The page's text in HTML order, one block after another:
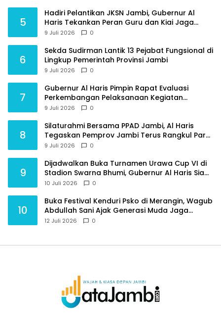
5
Hadiri Pelantikan JKSN Jambi, Gubernur Al
Haris Tekankan Peran Guru dan Kiai Jaga
Moral Generasi Bangsa
9 Juli 2026 0
6
Sekda Sudirman Lantik 13 Pejabat Fungsional di
Lingkup Pemerintah Provinsi Jambi
9 Juli 2026 0
7
Gubernur Al Haris Pimpin Rapat Evaluasi
Perkembangan Pelaksanaan Kegiatan
Pembangunan Triwulan II TA 2026
9 Juli 2026 0
8
Silaturahmi Bersama PPAD Jambi, Al Haris
Tegaskan Pemprov Jambi Terus Rangkul Para
Purnawirawan
9 Juli 2026 0
9
Dijadwalkan Buka Turnamen Urawa Cup VI di
Stadion Swarna Bhumi, Gubernur Al Haris Siap
Berlaga Lawan Tim Urawa
10 Juli 2026 0
10
Buka Festival Kenduri Psko di Merangin, Wagub
Abdullah Sani Ajak Generasi Muda Jaga
Budaya dan Jauhi Narkoba
12 Juli 2026 0